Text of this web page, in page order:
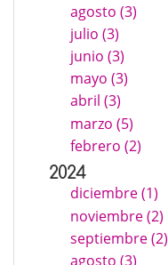
agosto (3)
julio (3)
junio (3)
mayo (3)
abril (3)
marzo (5)
febrero (2)
2024
diciembre (1)
noviembre (2)
septiembre (2)
agosto (3)